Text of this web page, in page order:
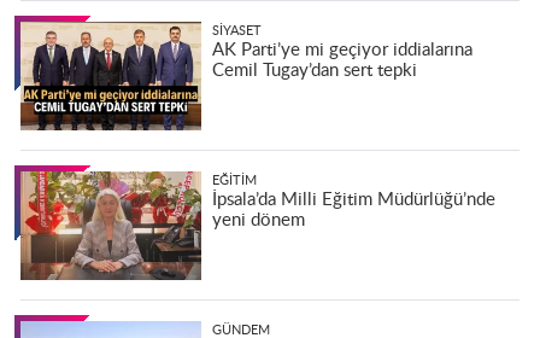
SIYASET
AK Parti’ye mi geçiyor iddialarına
Cemil Tugay’dan sert tepki
EĞITIM
İpsala’da Milli Eğitim Müdürlüğü’nde
yeni dönem
GÜNDEM